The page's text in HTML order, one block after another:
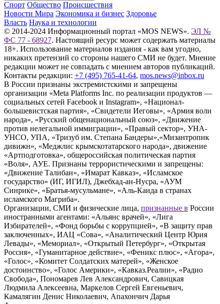
Спорт Общество Происшествия
Новости Мира Экономика и бизнес Здоровье
Власть Наука и технологии
© 2014-2024 Информационный портал «MOS NEWS». ЭЛ №
ФС 77 - 68927. Настоящий ресурс может содержать материалы
18+. Использование материалов издания - как вам угодно,
никаких претензий со стороны нашего СМИ не будет. Мнение
редакции может не совпадать с мнением авторов публикаций.
Контакты редакции: +7 (495) 765-41-64, mos.news@inbox.ru
В России признаны экстремистскими и запрещены
организации «Meta Platforms Inc. по реализации продуктов —
социальных сетей Facebook и Instagram», «Национал-
большевистская партия», «Свидетели Иеговы», «Армия воли
народа», «Русский общенациональный союз», «Движение
против нелегальной иммиграции», «Правый сектор», УНА-
УНСО, УПА, «Тризуб им. Степана Бандеры»,«Мизантропик
дивижн», «Меджлис крымскотатарского народа», движение
«Артподготовка», общероссийская политическая партия
«Воля», АУЕ. Признаны террористическими и запрещены:
«Движение Талибан», «Имарат Кавказ», «Исламское
государство» (ИГ, ИГИЛ), Джебхад-ан-Нусра, «АУМ
Синрике», «Братья-мусульмане», «Аль-Каида в странах
исламского Магриба».
Организации, СМИ и физические лица, признанные в России
иностранными агентами: «Альянс врачей», «Лига
Избирателей», «Фонд борьбы с коррупцией», «В защиту прав
заключенных», ИАЦ «Сова», «Аналитический Центр Юрия
Левады», «Мемориал», «Открытый Петербург», «Открытая
Россия», «Гуманитарное действие», «Феникс плюс», «Агора»,
«Голос», «Комитет Солдатских матерей», «Женское
достоинство», «Голос Америки», «Кавказ.Реалии», «Радио
Свобода», Пономарев Лев Александрович, Савицкая
Людмила Алексеевна, Маркелов Сергей Евгеньевич,
Камалягин Денис Николаевич, Апахончич Дарья